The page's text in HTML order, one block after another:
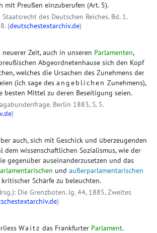
mit Preußen einzuberufen (Art. 5).
Staatsrecht des Deutschen Reiches. Bd. 1.
(deutschestextarchiv.de)
Zeit, auch in unseren Parlamenten,
Abgeordnetenhause sich den Kopf
welches die Ursachen des Zunehmens der
(ich sage des angeblichen Zunehmens),
besten Mittel zu deren Beseitigung seien.
Berlin 1883, S. 5.
)
auch, sich mit Geschick und überzeugenden
dem wissenschaftlichen Sozialismus, wie der
gegenüber auseinanderzusetzen und das
und außerparlamentarischen
Schärfe zu beleuchten.
Die Grenzboten. Jg. 44, 1885, Zweites
)
Waitz das Frankfurter Parlament.